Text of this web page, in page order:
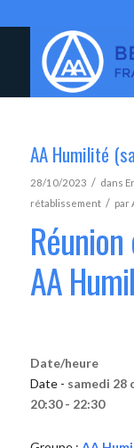
AA Humilité
28/10/2023 / dans
rétablissement / par
AA
Date/heure
Date - samedi 28
20:30 - 22:30